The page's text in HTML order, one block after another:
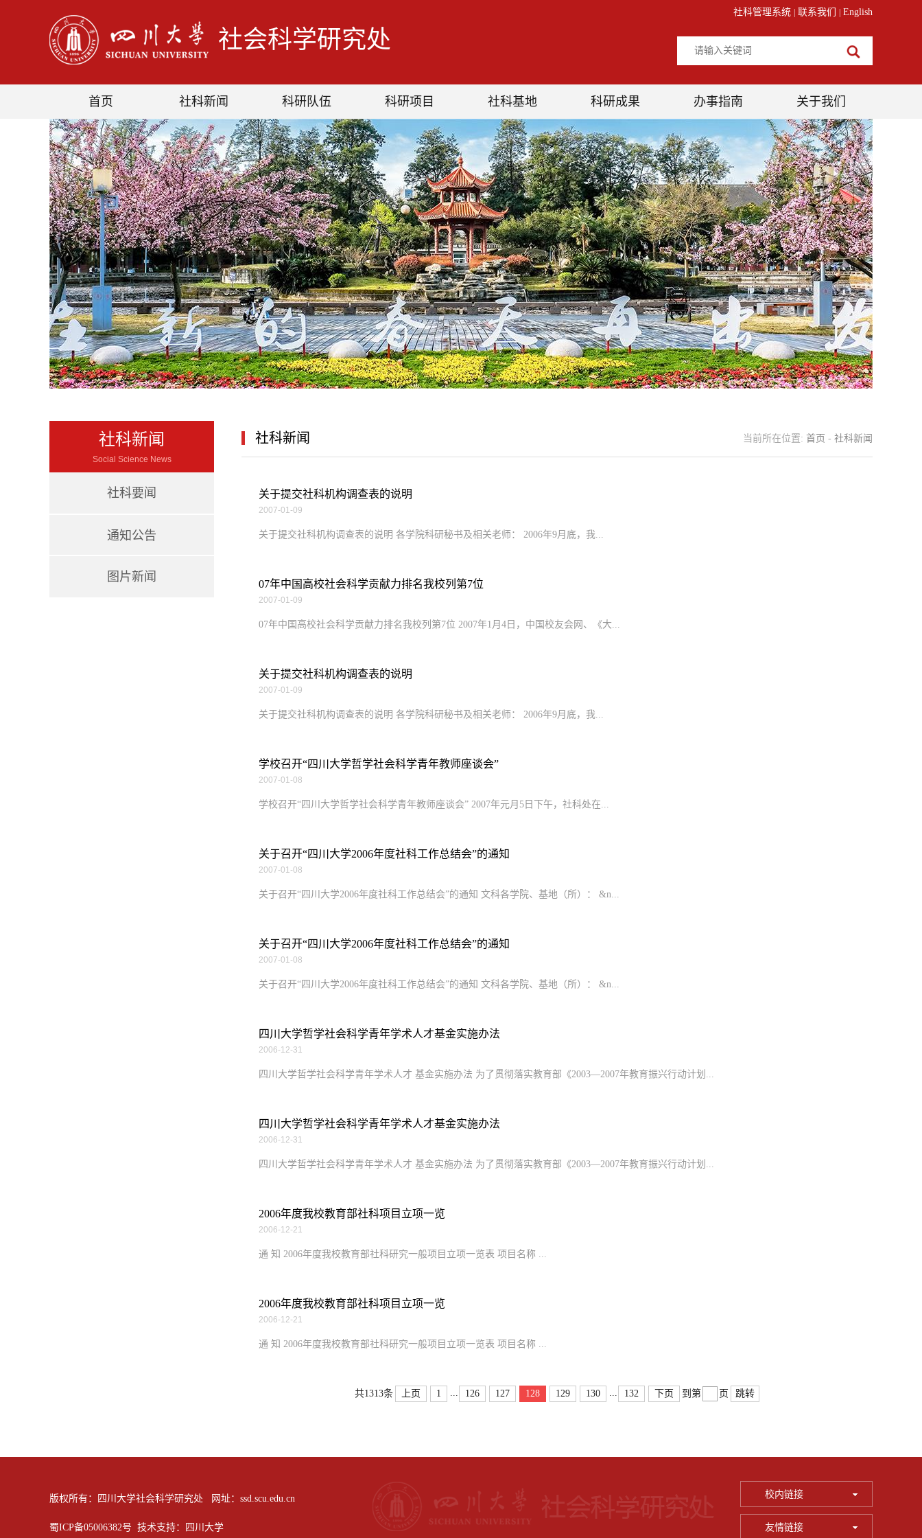
社会科学研究处
社科管理系统 联系我们 English
首页 社科新闻 科研队伍 科研项目 社科基地 科研成果 办事指南 关于我们
社科新闻
Social Science News
社科要闻
通知公告
图片新闻
社科新闻 当前所在位置: 首页 - 社科新闻
关于提交社科机构调查表的说明
2007-01-09
关于提交社科机构调查表的说明 各学院科研秘书及相关老师： 2006年9月底，我...
07年中国高校社会科学贡献力排名我校列第7位
2007-01-09
07年中国高校社会科学贡献力排名我校列第7位 2007年1月4日，中国校友会网、《大...
关于提交社科机构调查表的说明
2007-01-09
关于提交社科机构调查表的说明 各学院科研秘书及相关老师： 2006年9月底，我...
学校召开“四川大学哲学社会科学青年教师座谈会”
2007-01-08
学校召开“四川大学哲学社会科学青年教师座谈会” 2007年元月5日下午，社科处在...
关于召开“四川大学2006年度社科工作总结会”的通知
2007-01-08
关于召开“四川大学2006年度社科工作总结会”的通知 文科各学院、基地（所）： &n...
关于召开“四川大学2006年度社科工作总结会”的通知
2007-01-08
关于召开“四川大学2006年度社科工作总结会”的通知 文科各学院、基地（所）： &n...
四川大学哲学社会科学青年学术人才基金实施办法
2006-12-31
四川大学哲学社会科学青年学术人才 基金实施办法 为了贯彻落实教育部《2003—2007年教育振兴行动计划...
四川大学哲学社会科学青年学术人才基金实施办法
2006-12-31
四川大学哲学社会科学青年学术人才 基金实施办法 为了贯彻落实教育部《2003—2007年教育振兴行动计划...
2006年度我校教育部社科项目立项一览
2006-12-21
通 知 2006年度我校教育部社科研究一般项目立项一览表 项目名称 ...
2006年度我校教育部社科项目立项一览
2006-12-21
通 知 2006年度我校教育部社科研究一般项目立项一览表 项目名称 ...
共1313条 上页 1 ... 126 127 128 129 130 ... 132 下页 到第 页 跳转
版权所有：四川大学社会科学研究处 网址：ssd.scu.edu.cn
蜀ICP备05006382号 技术支持：四川大学
校内链接
友情链接